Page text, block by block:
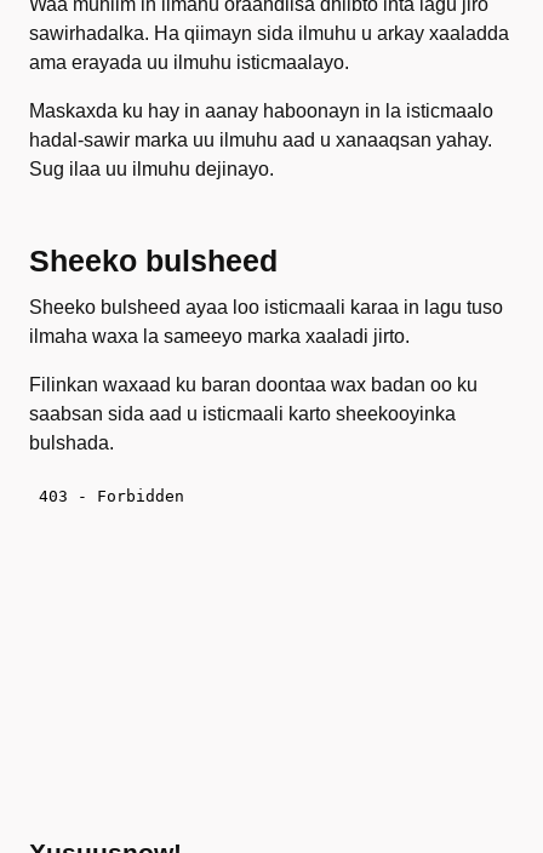
sawirhadalka. Ha qiimayn sida ilmuhu u arkay xaaladda
ama erayada uu ilmuhu isticmaalayo.
Maskaxda ku hay in aanay haboonayn in la isticmaalo
hadal-sawir marka uu ilmuhu aad u xanaaqsan yahay.
Sug ilaa uu ilmuhu dejinayo.
Sheeko bulsheed
Sheeko bulsheed ayaa loo isticmaali karaa in lagu tuso
ilmaha waxa la sameeyo marka xaaladi jirto.
Filinkan waxaad ku baran doontaa wax badan oo ku
saabsan sida aad u isticmaali karto sheekooyinka
bulshada.